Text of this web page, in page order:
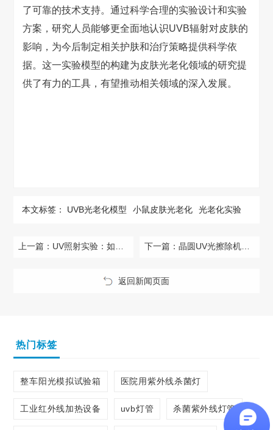
了可靠的技术支持。通过科学合理的实验设计和实验
方案，研究人员能够更全面地认识UVB辐射对皮肤的
影响，为今后制定相关护肤和治疗策略提供科学依
据。这一实验模型的构建为皮肤光老化领域的研究提
供了有力的工具，有望推动相关领域的深入发展。
本文标签： UVB光老化模型 小鼠皮肤光老化 光老化实验
上一篇： UV照射实验：如何在光照模拟仓内获得高照度环境？ 下一篇： 晶圆UV光擦除机在半导体领域的崭新篇章
返回新闻页面
热门标签
整车阳光模拟试验箱 医院用紫外线杀菌灯
工业红外线加热设备 uvb灯管 杀菌紫外线灯管